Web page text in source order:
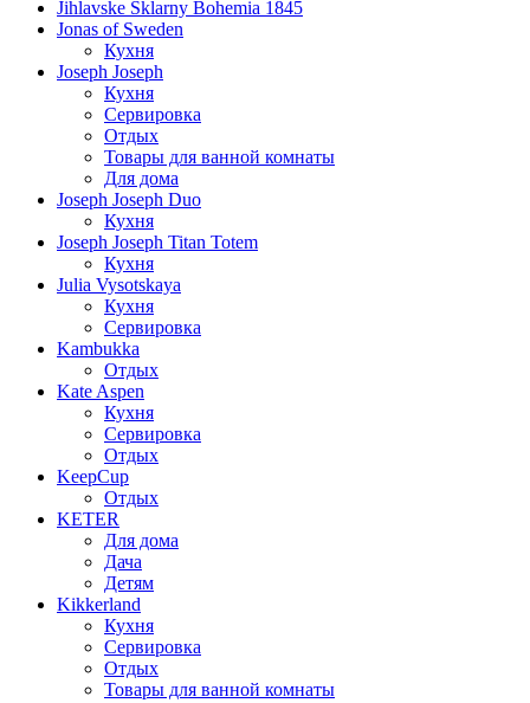
Jihlavske Sklarny Bohemia 1845
Jonas of Sweden
Кухня
Joseph Joseph
Кухня
Сервировка
Отдых
Товары для ванной комнаты
Для дома
Joseph Joseph Duo
Кухня
Joseph Joseph Titan Totem
Кухня
Julia Vysotskaya
Кухня
Сервировка
Kambukka
Отдых
Kate Aspen
Кухня
Сервировка
Отдых
KeepCup
Отдых
KETER
Для дома
Дача
Детям
Kikkerland
Кухня
Сервировка
Отдых
Товары для ванной комнаты